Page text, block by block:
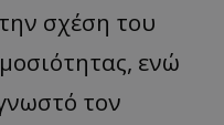
την σχέση του
ας, ενώ
τον